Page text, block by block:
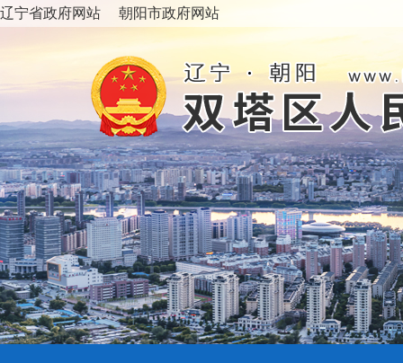
辽宁省政府网站 朝阳市政府网站